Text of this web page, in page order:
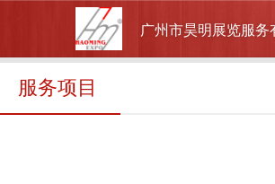
广州市昊明展览服务
服务项目